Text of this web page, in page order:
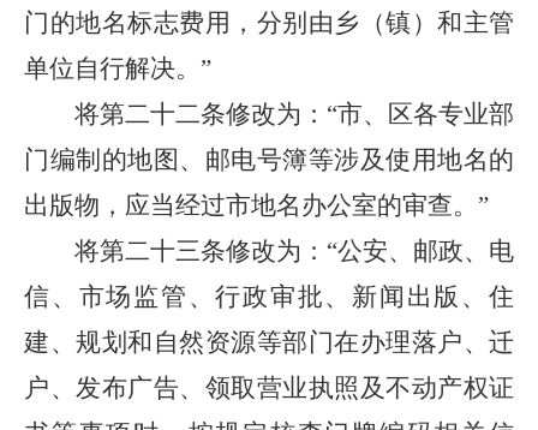
门的地名标志费用，分别由乡（镇）和主管
单位自行解决。”
将第二十二条修改为：“市、区各专业部
门编制的地图、邮电号簿等涉及使用地名的
出版物，应当经过市地名办公室的审查。”
将第二十三条修改为：“公安、邮政、电
信、市场监管、行政审批、新闻出版、住
建、规划和自然资源等部门在办理落户、迁
户、发布广告、领取营业执照及不动产权证